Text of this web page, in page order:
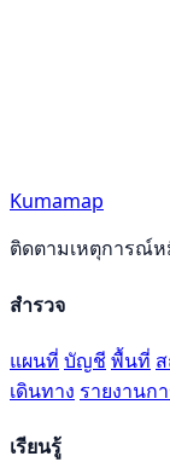
Kumamap
ติดตามเหตุการณ์
สำรวจ
แผนที่ บัญชี พื้นที่
เดินทาง รายงานก
เรียนรู้